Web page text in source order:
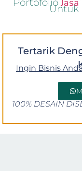
Untuk
Tertarik
Ingin Bisnis
100% DESAIN